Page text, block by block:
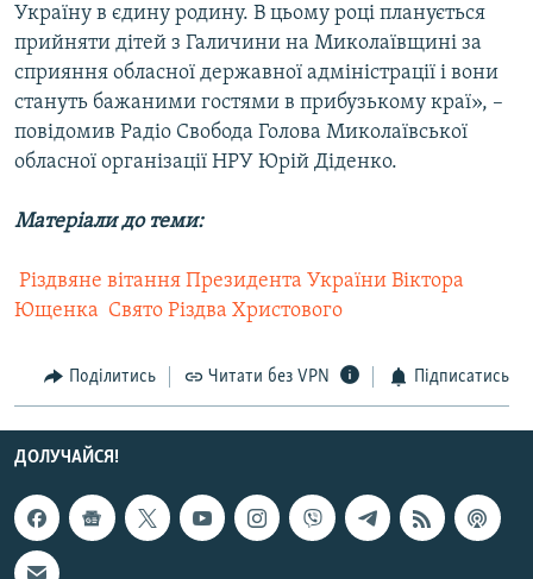
Україну в єдину родину. В цьому році планується
прийняти дітей з Галичини на Миколаївщині за
сприяння обласної державної адміністрації і вони
стануть бажаними гостями в прибузькому краї», –
повідомив Радіо Свобода Голова Миколаївської
обласної організації НРУ Юрій Діденко.
Матеріали до теми:
 Різдвяне вітання Президента України Віктора
Ющенка  Свято Різдва Христового
Поділитись Читати без VPN Підписатись
ДОЛУЧАЙСЯ!